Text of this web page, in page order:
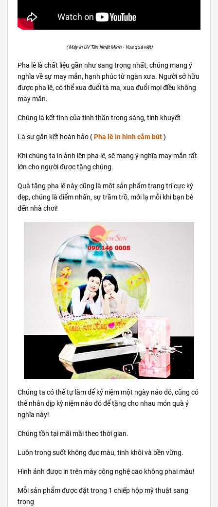
( Máy in UV Tân Nhật Minh - Vua quà việt)
Pha lê là chất liệu gần như sang trọng nhất, chúng mang ý
nghĩa về sự may mắn, hạnh phúc từ ngàn xưa. Người sở hữu
được pha lê, có thể xua đuổi tà ma, xua đuổi mọi điều không
may mắn.
Chúng là kết tinh của tinh thần trong sáng, tinh khuyết
Là sự gắn kết hoàn hảo (Pha lê in hình cắm bút)
Khi chúng ta in ảnh lên pha lê, sẽ mang ý nghĩa may mắn rất
lớn cho người được tặng chúng.
Quà tặng pha lê này cũng là một sản phẩm trang trí cực kỳ
đẹp, chúng là điểm nhấn, sự trầm trồ, mới lạ mỗi khi bạn bè
đến nhà chơi!
Chúng ta có thể tự làm để kỷ niệm một ngày náo đó, cũng có
thể nhân dịp kỷ niệm nào đó để tặng cho nhau món quà ý
nghĩa này!
Chúng tồn tại mãi mãi theo thời gian.
Luôn trong suốt không đục màu, tinh khôi và bền vững.
Hình ảnh được in trên máy công nghệ cao không phai màu!
Mỗi sản phẩm được đặt trong 1 chiếp hộp mỹ thuật sang
trọng